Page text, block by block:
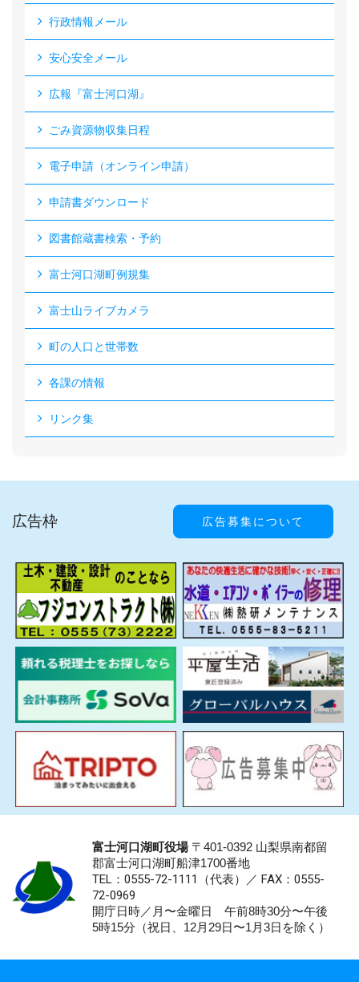
行政情報メール
安心安全メール
広報『富士河口湖』
ごみ資源物収集日程
電子申請（オンライン申請）
申請書ダウンロード
図書館蔵書検索・予約
富士河口湖町例規集
富士山ライブカメラ
町の人口と世帯数
各課の情報
リンク集
広告枠 広告募集について
富士河口湖町役場〒401-0392 山梨県南都留
郡富士河口湖町船津1700番地
TEL：0555-72-1111 （代表）／ FAX：0555-
72-0969
開庁日時／月〜金曜日 午前8時30分〜午後
5時15分（祝日、12月29日〜1月3日を除く）